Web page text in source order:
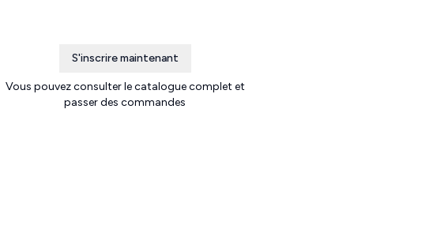
S'inscrire maintenant
Vous pouvez consulter le catalogue complet et
passer des commandes